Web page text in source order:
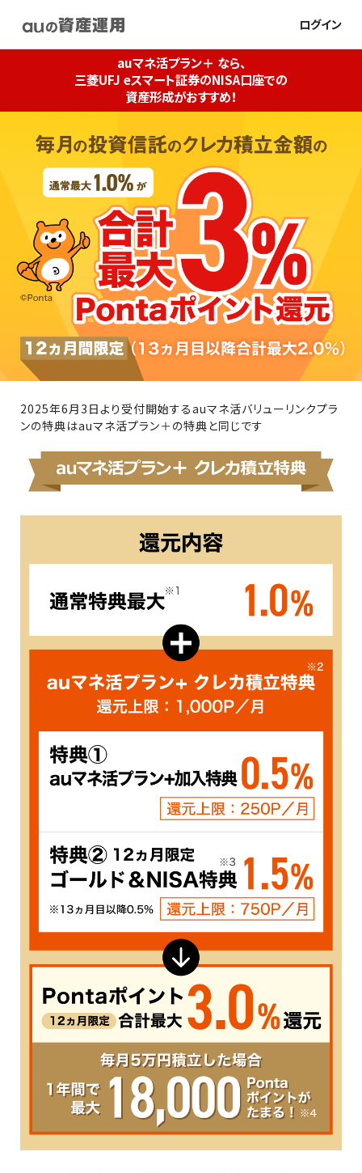
ログイン
auマネ活プラン＋ なら、
三菱UFJ eスマート証券のNISA口座での
資産形成がおすすめ！
2025年6月3日より受付開始するauマネ活バリューリンクプラ
ンの特典はauマネ活プラン＋の特典と同じです